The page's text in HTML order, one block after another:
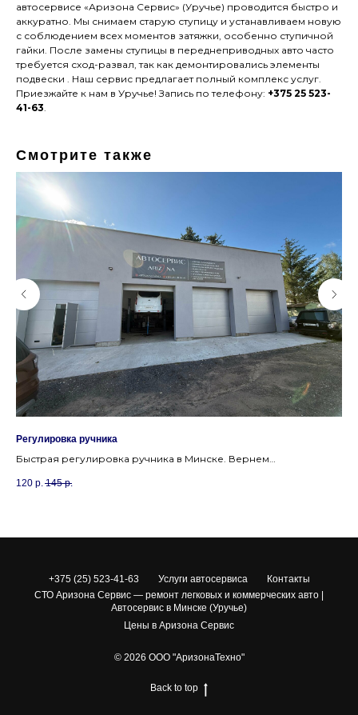
автосервисе «Аризона Сервис» (Уручье) проводится быстро и
аккуратно. Мы снимаем старую ступицу и устанавливаем новую
с соблюдением всех моментов затяжки, особенно ступичной
гайки. После замены ступицы в переднеприводных авто часто
требуется сход-развал, так как демонтировались элементы
подвески . Наш сервис предлагает полный комплекс услуг.
Приезжайте к нам в Уручье! Запись по телефону: +375 25 523-
41-63.
Смотрите также
Регулировка ручника
Быстрая регулировка ручника в Минске. Вернем
Уручье.
120 р. 145 р.
+375 (25) 523-41-63 Услуги автосервиса
Контакты
СТО Аризона Сервис — ремонт легковых и коммерческих авто |
Автосервис в Минске (Уручье)
Цены в Аризона Сервис
© 2026 ООО "АризонаТехно"
Back to top